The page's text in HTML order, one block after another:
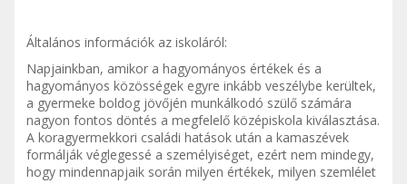
Általános információk az iskoláról:
Napjainkban, amikor a hagyományos értékek és a
hagyományos közösségek egyre inkább veszélybe kerültek,
a gyermeke boldog jövőjén munkálkodó szülő számára
nagyon fontos döntés a megfelelő középiskola kiválasztása.
A koragyermekkori családi hatások után a kamaszévek
formálják véglegessé a személyiséget, ezért nem mindegy,
hogy mindennapjaik során milyen értékek, milyen szemlélet